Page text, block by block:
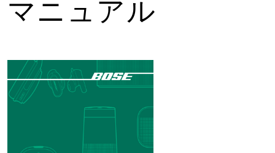
マニュアル